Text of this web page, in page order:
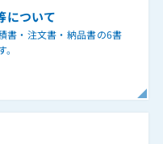
について
書・注文書・納品書の6書